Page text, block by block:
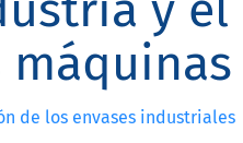
máquinas
de los envases industriales